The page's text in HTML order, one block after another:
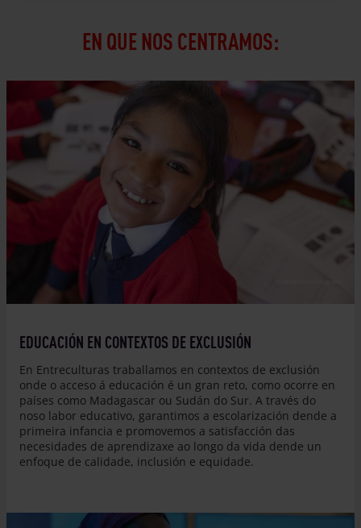
EN QUE NOS CENTRAMOS:
EDUCACIÓN EN CONTEXTOS DE EXCLUSIÓN
En Entreculturas traballamos en contextos de exclusión
onde o acceso á educación é un gran reto, como ocorre en
países como Madagascar ou Sudán do Sur. A través do
noso labor educativo, garantimos a escolarización dende a
primeira infancia e promovemos a satisfacción das
necesidades de aprendizaxe ao longo da vida dende un
enfoque de calidade, inclusión e equidade.